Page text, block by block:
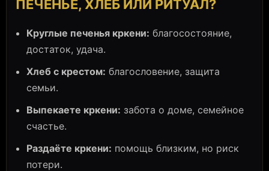
ПЕЧЕНЬЕ, ХЛЕБ ИЛИ РИТУАЛ?
Круглые печенья кркени: благосостояние,
достаток, удача.
Хлеб с крестом: благословение, защита
семьи.
Выпекаете кркени: забота о доме, семейное
счастье.
Раздаёте кркени: помощь близким, но риск
потери.